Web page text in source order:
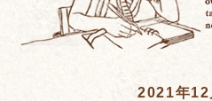
2021年12